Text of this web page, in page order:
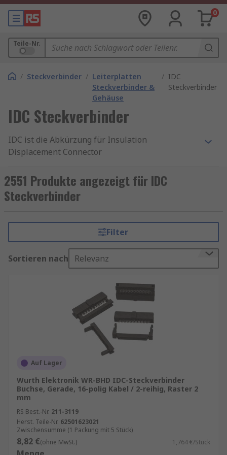
0
Teile-Nr.
/ Steckverbinder / Leiterplatten
Steckverbinder &
Gehäuse
/ IDC
Steckverbinder
IDC Steckverbinder
IDC ist die Abkürzung für Insulation
Displacement Connector
Steckverbinder wurden für Flachbandkabel und
Telekommunikationsanwendungen entwickelt.
Sie werden auch als Insulation-Piercing Contacts
(Remote I/O terminal system) sind
Leiterplattensteckverbinder, die Verbindungen
mit einem Standardwerkzeug und -
steckverbinder ermöglichen. Der Vorteil von
RITS-Steckverbindern besteht in der großen
Aufwandsersparnis, da andere Verbindungen
eine höhere Präzision und möglicherweise mehr
Vorbereitung erfordern, beispielsweise das
Abisolieren von Drähten, bevor diese
angeschlossen werden können.
Bei unserenFlachbandkabel
Leiterplattensteckverbinder & -gehäusefinden
Sie weitere Produkte für Ihren Bedarf.
Anwendung von IDC-Steckverbindern
IDC-Steckverbinder werden am häufigsten mit
Flachbandkabeln verwendet, um
2551 Produkte angezeigt für IDC
Steckverbinder
Filter
Sortieren nach Relevanz
Auf Lager
Wurth Elektronik WR-BHD IDC-Steckverbinder
Buchse, Gerade, 16-polig Kabel / 2-reihig, Raster 2
mm
RS Best.-Nr. 211-3119
Herst. Teile-Nr. 62501623021
Zwischensumme (1 Packung mit 5 Stück)
8,82 €(ohne MwSt.) 1,764 €/Stück